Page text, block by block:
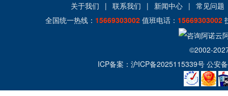
关于我们 | 联系我们 | 新闻中心 | 常见问题
全国统一热线： 15669303002 值班电话： 15669303002
©2002-
ICP备案： 沪ICP备2025115339号 公安